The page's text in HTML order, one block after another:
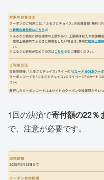
1回の決済で寄付額の22％
で、注意が必要です。